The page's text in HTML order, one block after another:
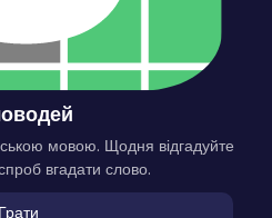
мовою. Щодня відгадуйте
вгадати слово.
Грати